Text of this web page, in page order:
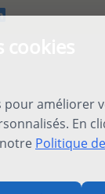
pour améliorer
En
Politique